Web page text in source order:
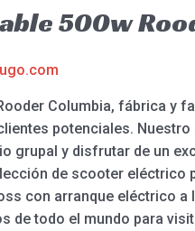
500w
Columbia, fábrica y
potenciales.
grupal y disfrutar de un
de scooter eléctrico
con arranque eléctrico
de todo el mundo para